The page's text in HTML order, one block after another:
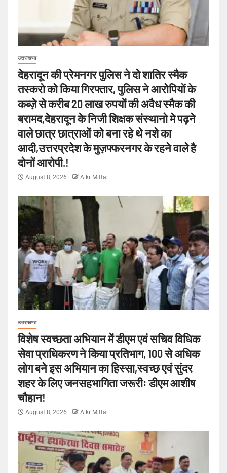
उत्तराखण्ड
देहरादून की प्रेमनगर पुलिस ने दो शातिर स्मैक
तस्करो को किया गिरफ्तार, पुलिस ने आरोपियों के
कब्ज़े से करीब 20 लाख रुपयों की अवैध स्मैक की
बरामद,देहरादून के निजी शिक्षक संस्थानो मे पढ़ने
वाले छात्र छात्राओं को बना रहे थे नशे का
आदी,उत्तरप्रदेश के मुज़फ्फरनगर के रहने वाले है
दोनों आरोपी.!
August 8, 2026 A kr Mittal
उत्तराखण्ड
विशेष स्वच्छता अभियान में डीएम एवं सचिव विधिक
सेवा प्राधिकरण ने किया प्रतिभाग, 100 से अधिक
लोग बने इस अभियान का हिस्सा,स्वच्छ एवं सुंदर
शहर के लिए जनसहभागिता जरूरीः डीएम आशीष
चौहान!
August 8, 2026 A kr Mittal